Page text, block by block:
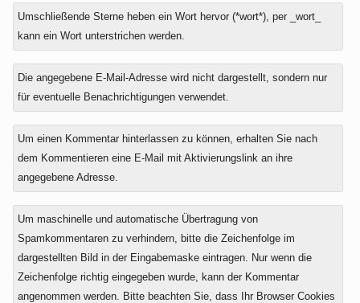
Umschließende Sterne heben ein Wort hervor (*wort*), per _wort_
kann ein Wort unterstrichen werden.
Die angegebene E-Mail-Adresse wird nicht dargestellt, sondern nur
für eventuelle Benachrichtigungen verwendet.
Um einen Kommentar hinterlassen zu können, erhalten Sie nach
dem Kommentieren eine E-Mail mit Aktivierungslink an ihre
angegebene Adresse.
Um maschinelle und automatische Übertragung von
Spamkommentaren zu verhindern, bitte die Zeichenfolge im
dargestellten Bild in der Eingabemaske eintragen. Nur wenn die
Zeichenfolge richtig eingegeben wurde, kann der Kommentar
angenommen werden. Bitte beachten Sie, dass Ihr Browser Cookies